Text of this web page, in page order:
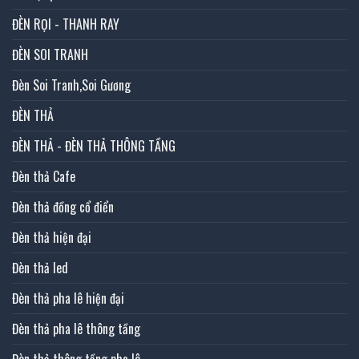
ĐÈN RỌI - THANH RAY
ĐÈN SOI TRANH
Đèn Soi Tranh,Soi Gương
ĐÈN THẢ
ĐÈN THẢ - ĐÈN THẢ THÔNG TẦNG
Đèn thả Cafe
Đèn thả đồng cổ điển
Đèn thả hiện đại
Đèn thả led
Đèn thả pha lê hiện đại
Đèn thả pha lê thông tầng